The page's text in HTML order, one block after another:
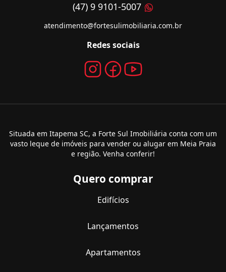
(47) 9 9101-5007
atendimento@fortesulimobiliaria.com.br
Redes sociais
Situada em Itapema SC, a Forte Sul Imobiliária conta com um
vasto leque de imóveis para vender ou alugar em Meia Praia
e região. Venha conferir!
Quero comprar
Edifícios
Lançamentos
Apartamentos